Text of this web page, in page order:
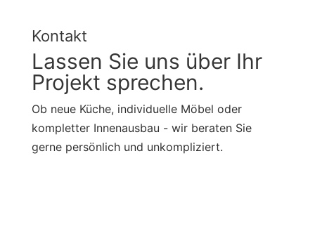
Kontakt
Lassen Sie uns über Ihr
Projekt sprechen.
Ob neue Küche, individuelle Möbel oder
kompletter Innenausbau - wir beraten Sie
gerne persönlich und unkompliziert.